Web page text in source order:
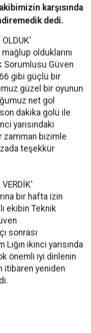
karşısında
dedi.
olduklarını
Sorumlusu Güven
gibi güçlü bir
güzel bir oyunun
net gol
dakika golü ile
yarısındaki
zamman bizimle
teşekkür
bir hafta izin
ekibin Teknik
sonrası
ikinci yarısında
önemli iyi dinlenin
itibaren yeniden